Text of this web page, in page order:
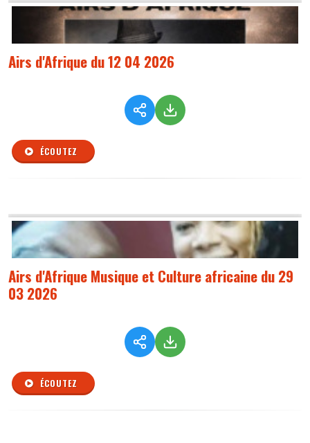
Airs d'Afrique du 12 04 2026
ÉCOUTEZ
Airs d'Afrique Musique et Culture africaine du 29
03 2026
ÉCOUTEZ